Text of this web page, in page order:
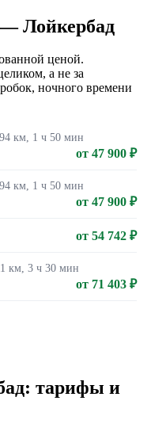
Лойкербад
ценой.
а не за
ночного времени
км, 1 ч 50 мин
от 47 900 ₽
км, 1 ч 50 мин
от 47 900 ₽
от 54 742 ₽
км, 3 ч 30 мин
от 71 403 ₽
тарифы и